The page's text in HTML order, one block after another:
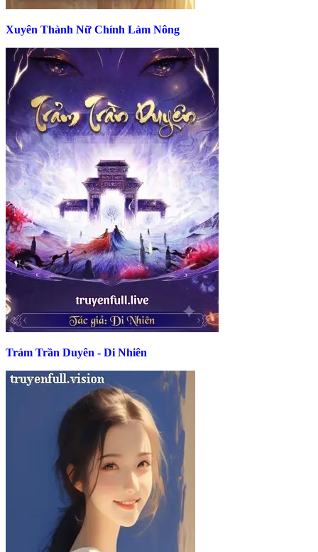
Xuyên Thành Nữ Chính Làm Nông
Trảm Trần Duyên - Di Nhiên